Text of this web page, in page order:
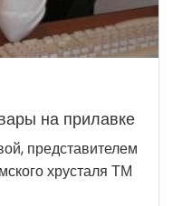
на прилавке
представителем
хрусталя ТМ